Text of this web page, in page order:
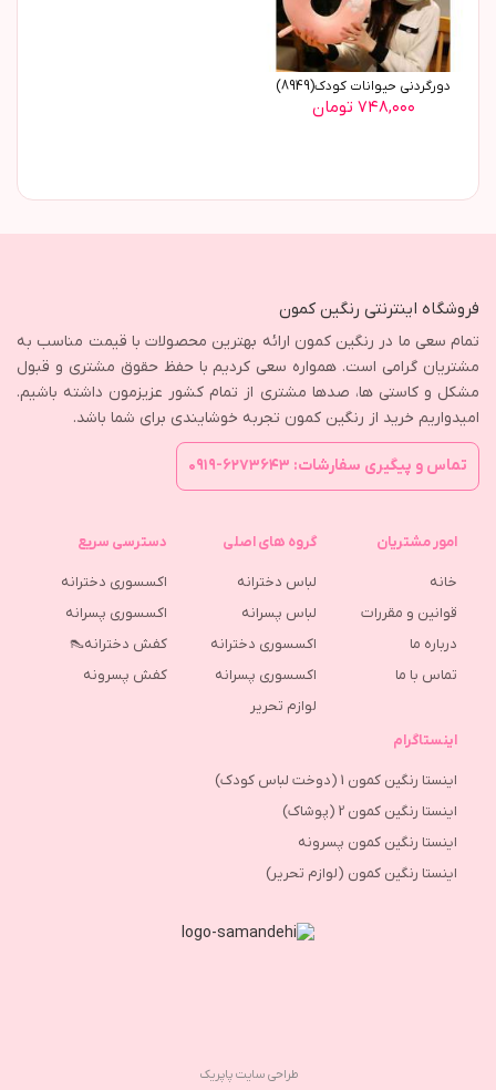
دورگردنی حیوانات کودک(8949)
۷۴۸,۰۰۰ تومان
فروشگاه اینترنتی رنگین کمون
تمام سعی ما در رنگین کمون ارائه بهترین محصولات با قیمت مناسب به
مشتریان گرامی است. همواره سعی کردیم با حفظ حقوق مشتری و قبول
مشکل و کاستی ها، صدها مشتری از تمام کشور عزیزمون داشته باشیم.
امیدواریم خرید از رنگین کمون تجربه خوشایندی برای شما باشد.
تماس و پیگیری سفارشات: ۶۲۷۳۶۴۳-۰۹۱۹
امور مشتریان
خانه
قوانین و مقررات
درباره ما
تماس با ما
گروه های اصلی
لباس دخترانه
لباس پسرانه
اکسسوری دخترانه
اکسسوری پسرانه
لوازم تحریر
دسترسی سریع
اکسسوری دخترانه
اکسسوری پسرانه
کفش دخترانه👠
كفش پسرونه
اینستاگرام
اینستا رنگین کمون 1 (دوخت لباس کودک)
اینستا رنگین کمون 2 (پوشاک)
اینستا رنگین کمون پسرونه
اینستا رنگین کمون (لوازم تحریر)
طراحی سایت پاپریک